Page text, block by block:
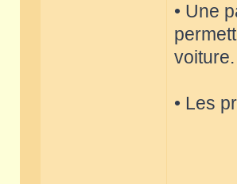
• Une
voiture.
• Les